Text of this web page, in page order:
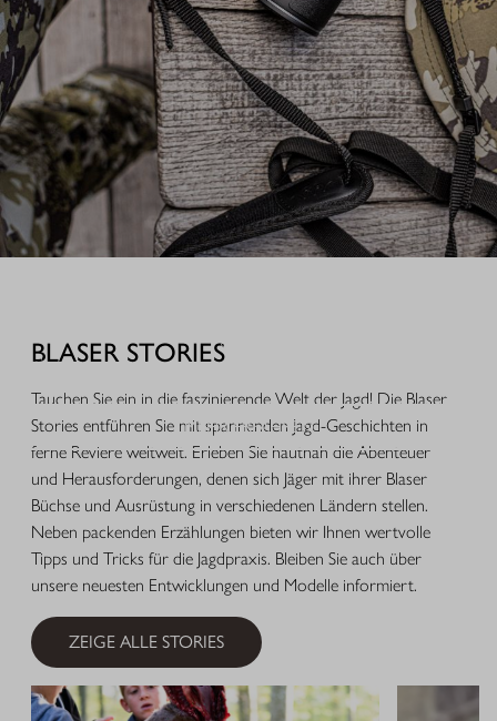
Freizeit.
MEHR ERFAHREN
BLASER STORIES
Tauchen Sie ein in die faszinierende Welt der Jagd! Die Blaser
Stories entführen Sie mit spannenden Jagd-Geschichten in
ferne Reviere weltweit. Erleben Sie hautnah die Abenteuer
und Herausforderungen, denen sich Jäger mit ihrer Blaser
Büchse und Ausrüstung in verschiedenen Ländern stellen.
Neben packenden Erzählungen bieten wir Ihnen wertvolle
Tipps und Tricks für die Jagdpraxis. Bleiben Sie auch über
unsere neuesten Entwicklungen und Modelle informiert.
ZEIGE ALLE STORIES